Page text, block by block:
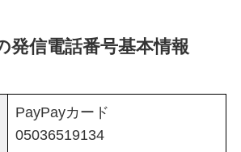
発信電話番号基本情報
PayPayカード
05036519134